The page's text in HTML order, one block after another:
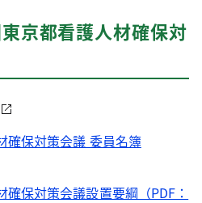
京都看護人材確保対
確保対策会議 委員名簿
保対策会議設置要綱（PDF：